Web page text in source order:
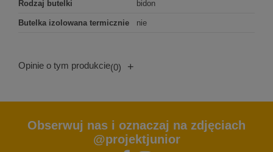
Rodzaj butelki bidon
Butelka izolowana termicznie nie
Opinie o tym produkcie(0) +
Obserwuj nas i oznaczaj na zdjęciach
@projektjunior